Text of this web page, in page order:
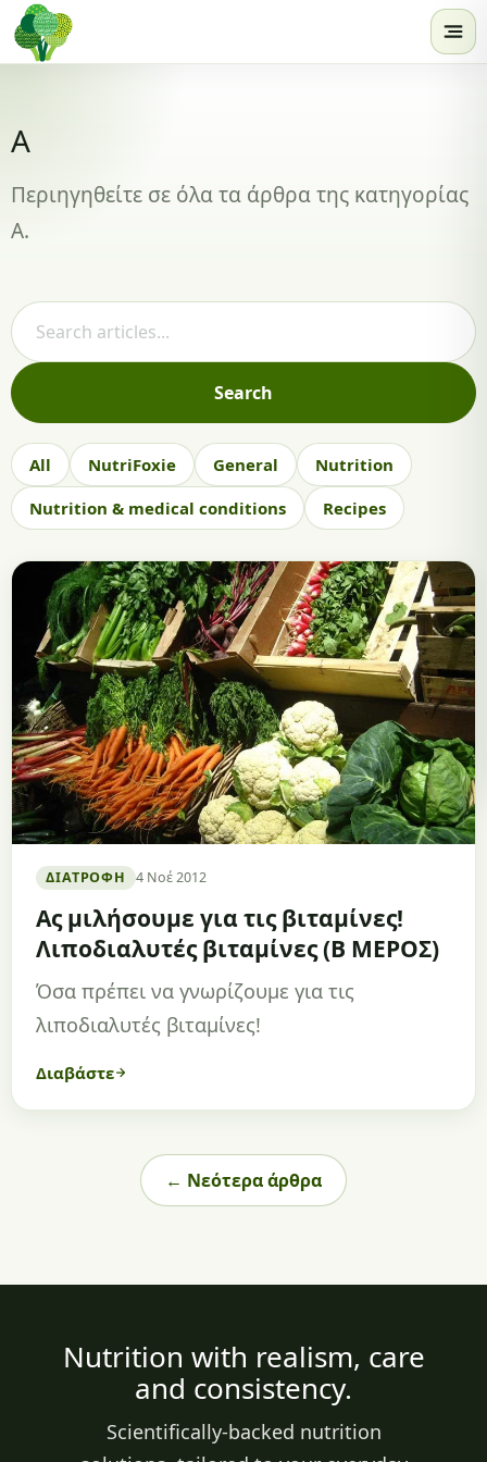
Skip to content
Α
Περιηγηθείτε σε όλα τα άρθρα της κατηγορίας
Α.
Search articles
Search
All NutriFoxie General
Nutrition
Nutrition & medical conditions
Recipes
ΔΙΑΤΡΟΦΉ 4 Νοέ 2012
Ας μιλήσουμε για τις βιταμίνες!
Λιποδιαλυτές βιταμίνες (Β ΜΕΡΟΣ)
Όσα πρέπει να γνωρίζουμε για τις
λιποδιαλυτές βιταμίνες!
Διαβάστε
← Νεότερα άρθρα
Nutrition with realism, care
and consistency.
Scientifically-backed nutrition